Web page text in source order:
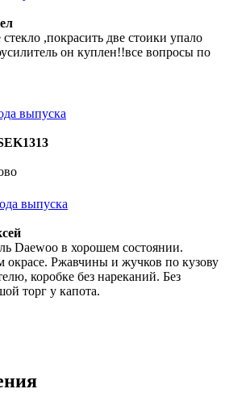
,покрасить две стоики упало
он куплен!!все вопросы по
Daewoo в хорошем состоянии.
окрасе. Ржавчины и жучков по кузову
коробке без нареканий. Без
торг у капота.